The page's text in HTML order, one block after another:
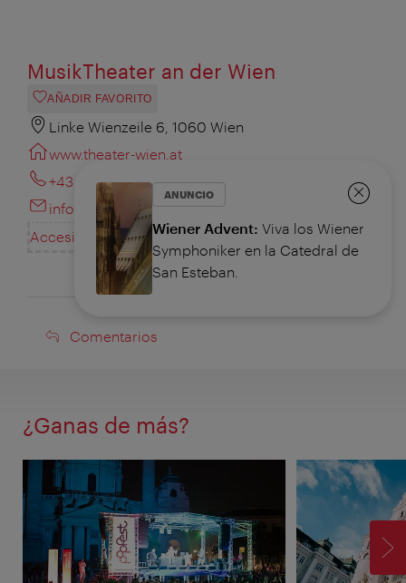
MusikTheater an der Wien
AÑADIR FAVORITO
Linke Wienzeile 6, 1060 Wien
www.theater-wien.at
+43 1 588 30 1010
info@theater-wien.at
Accesibilidad
Comentarios
Comentarios
ANUNCIO
Wiener Advent: Viva los Wiener
Symphoniker en la Catedral de
San Esteban.
¿Ganas de más?